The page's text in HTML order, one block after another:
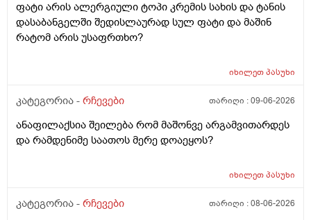
ფატი არის ალერგიული ტოპი კრემის სახის და ტანის
დასაბანგელში შედისლაურად სულ ფატი და მაშინ
რატომ არის უსაფრთხო?
იხილეთპასუხი
კატეგორია - რჩევები თარიღი :09-06-2026
ანაფილაქსია შეილება რომ მაშონვე არგამვითარდეს
და რამდენიმე საათოს მერე დოაეყოს?
იხილეთპასუხი
კატეგორია - რჩევები თარიღი :08-06-2026